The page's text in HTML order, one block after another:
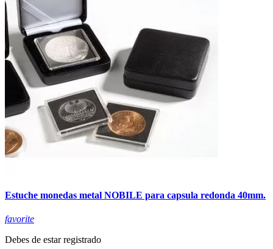
Estuche monedas metal NOBILE para capsula redonda 40mm.
favorite
Debes de estar registrado